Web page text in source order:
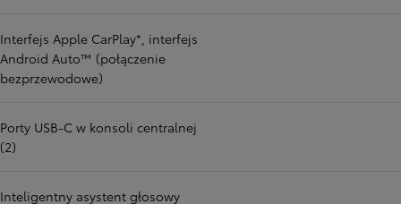
Interfejs Apple CarPlay*, interfejs
Android Auto™ (połączenie
bezprzewodowe)
Porty USB-C w konsoli centralnej
(2)
Inteligentny asystent głosowy